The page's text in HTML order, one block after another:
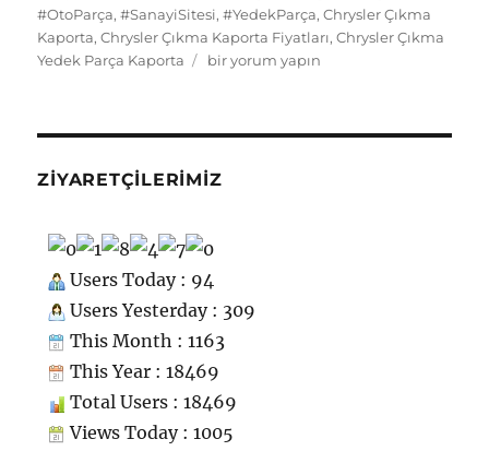
k
ss
ni
m
#OtoParça,#SanayiSitesi,#YedekParça,Chrysler Çıkma
Kaporta,Chrysler Çıkma Kaporta Fiyatları,Chrysler Çıkma
Yedek Parça Kaporta
Chrysler
için
bir yorum yapın
ZIYARETÇILERIMIZ
Users Today : 94
Users Yesterday : 309
This Month : 1163
This Year : 18469
Total Users : 18469
Views Today : 1005